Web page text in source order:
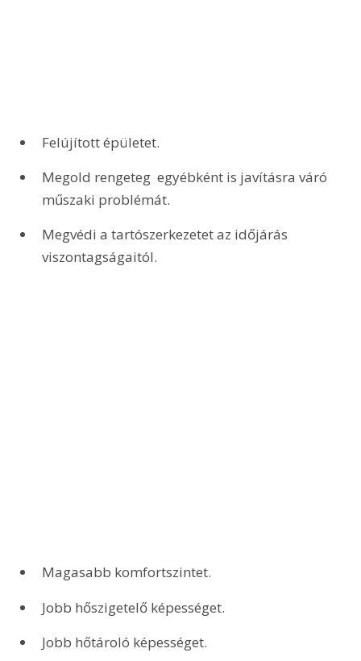
Felújított épületet.
Megold rengeteg  egyébként is javításra váró 
műszaki problémát.
Megvédi a tartószerkezetet az időjárás
viszontagságaitól.
Magasabb komfortszintet.
Jobb hőszigetelő képességet.
Jobb hőtároló képességet.